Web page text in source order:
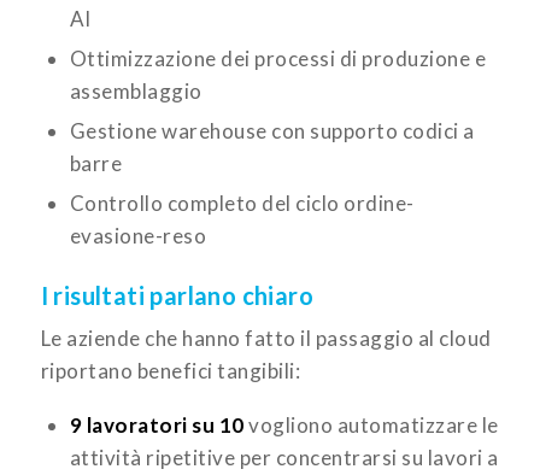
AI
Ottimizzazione dei processi di produzione e
assemblaggio
Gestione warehouse con supporto codici a
barre
Controllo completo del ciclo ordine-
evasione-reso
I risultati parlano chiaro
Le aziende che hanno fatto il passaggio al cloud
riportano benefici tangibili:
9 lavoratori su 10vogliono automatizzare le
attività ripetitive per concentrarsi su lavori a